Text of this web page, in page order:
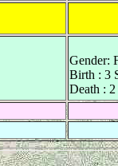
Gender:
Birth : 3
Death :